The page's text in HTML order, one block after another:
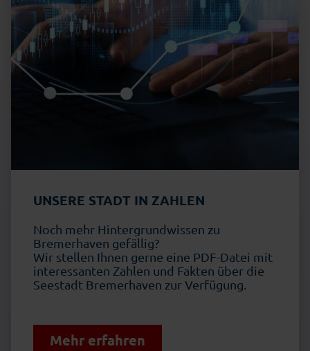
UNSERE STADT IN ZAHLEN
Noch mehr Hintergrundwissen zu
Bremerhaven gefällig?
Wir stellen Ihnen gerne eine PDF-Datei mit
interessanten Zahlen und Fakten über die
Seestadt Bremerhaven zur Verfügung.
Mehr erfahren